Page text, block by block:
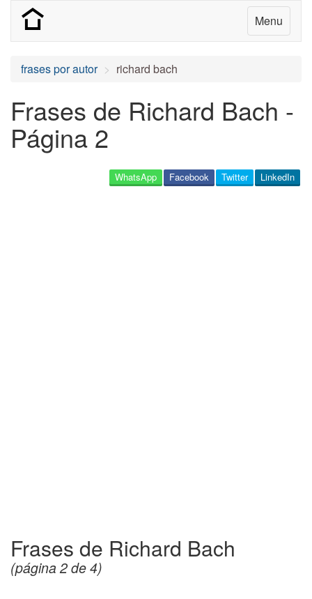
Menu
frases por autor richard bach
Frases de Richard Bach -
Página 2
LinkedIn
Twitter
Facebook
WhatsApp
Frases de Richard Bach
(página 2 de 4)